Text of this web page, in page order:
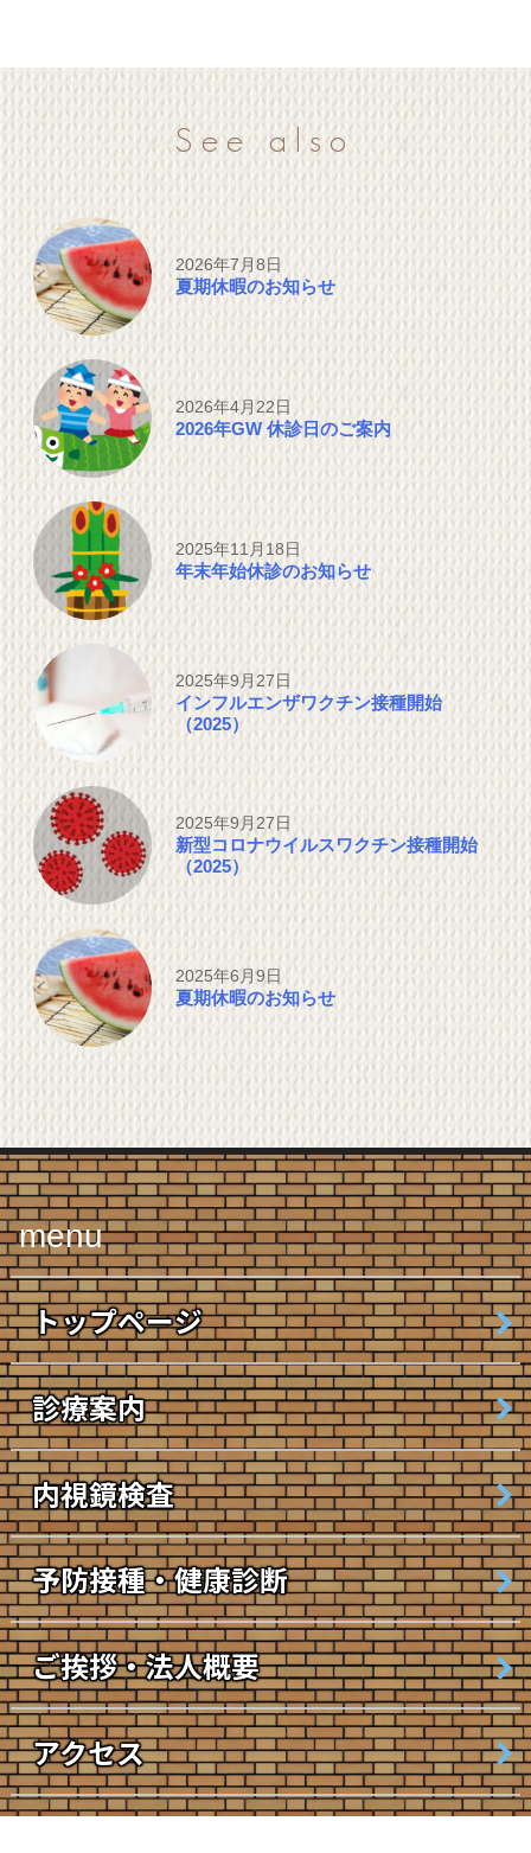
See also
2026年7月8日
夏期休暇のお知らせ
2026年4月22日
2026年GW 休診日のご案内
2025年11月18日
年末年始休診のお知らせ
2025年9月27日
インフルエンザワクチン接種開始
（2025）
2025年9月27日
新型コロナウイルスワクチン接種開始
（2025）
2025年6月9日
夏期休暇のお知らせ
menu
トップページ
診療案内
内視鏡検査
予防接種・健康診断
ご挨拶・法人概要
アクセス